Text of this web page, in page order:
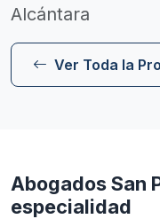
Alcántara
Ver Toda la
Abogados San
especialidad